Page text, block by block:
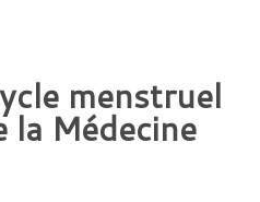
menstruel
la Médecine